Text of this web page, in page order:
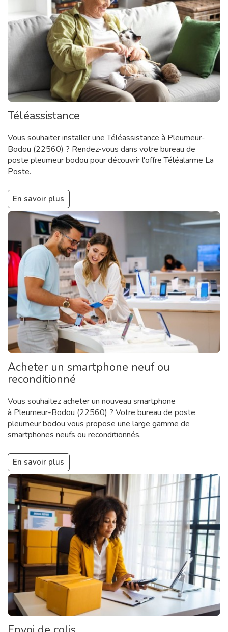
Téléassistance
Vous souhaiter installer une Téléassistance à Pleumeur-
Bodou (22560) ? Rendez-vous dans votre bureau de
poste pleumeur bodou pour découvrir l'offre Téléalarme La
Poste.
En savoir plus
Acheter un smartphone neuf ou
reconditionné
Vous souhaitez acheter un nouveau smartphone
à Pleumeur-Bodou (22560) ? Votre bureau de poste
pleumeur bodou vous propose une large gamme de
smartphones neufs ou reconditionnés.
En savoir plus